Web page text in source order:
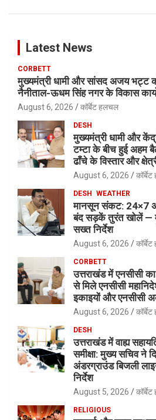
Latest News
CORBETT
मुख्यमंत्री धामी और सांसद अजय भट्ट
नैनीताल-ऊधम सिंह नगर के विकास
August 6, 2026 कॉर्बेट हलचल
DESH
मुख्यमंत्री धामी और
टम्टा के बीच हुई अहम
ढाँचे के विस्तार और
August 6, 2026
DESH WEATHER
मानसून संकट: 24×7
बंद सड़कें तुरंत खोलें —
सख्त निर्देश
August 6, 2026
CORBETT
उत्तराखंड में एनसीसी का
से मिले एनसीसी
इकाइयों और एनसीसी
August 6, 2026
DESH
उत्तराखंड में वाह्य
समीक्षा: मुख्य सचिव ने
अंडरग्राउंड बिजली
निर्देश
August 5, 2026
RELIGIOUS